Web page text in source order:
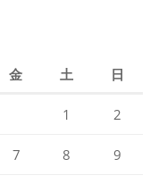
金 土 日
1 2
7 8 9